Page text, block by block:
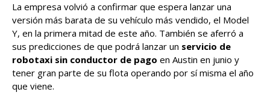
La empresa volvió a confirmar que espera lanzar una
versión más barata de su vehículo más vendido, el Model
Y, en la primera mitad de este año. También se aferró a
sus predicciones de que podrá lanzar un servicio de
robotaxi sin conductor de pago en Austin en junio y
tener gran parte de su flota operando por sí misma el año
que viene.